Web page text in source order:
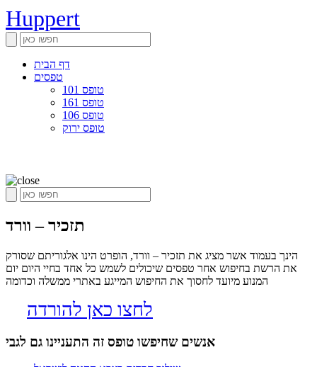
Huppert
דף הבית
טפסים
טופס 101
טופס 161
טופס 106
טופס ירוק
תזכיר – וורד
הינך בעמוד אשר מציג את תזכיר – וורד, הופרט הינו אלגוריתם שסורק
את הרשת בחיפוש אחר טפסים שיכולים לשמש כל אחד בחיי היום יום
המנוע מיועד לחסוך את החיפוש המייגע באתרי ממשלה וכדומה
לחצו כאן להורדה
אנשים שחיפשו טופס זה התעניינו גם לגבי